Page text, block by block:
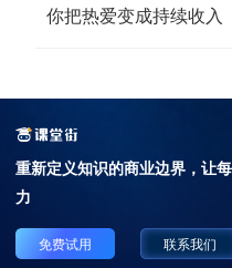
你把热爱变成持续收入
重新定义知识的商业边界， 让
力
免费试用 联系我们